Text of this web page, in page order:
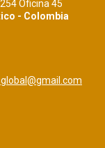
Oficina 45
- Colombia